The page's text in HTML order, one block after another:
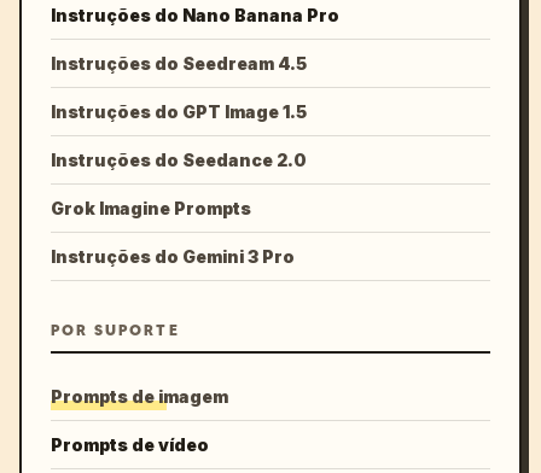
Instruções do Nano Banana Pro
Instruções do Seedream 4.5
Instruções do GPT Image 1.5
Instruções do Seedance 2.0
Grok Imagine Prompts
Instruções do Gemini 3 Pro
POR SUPORTE
Prompts de imagem
Prompts de vídeo